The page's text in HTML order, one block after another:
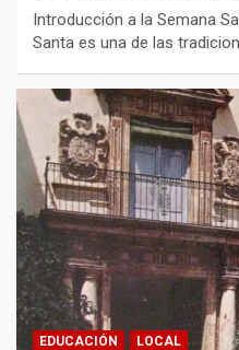
Introducción a la Semana
Santa es una de las
EDUCACIÓN LOCAL